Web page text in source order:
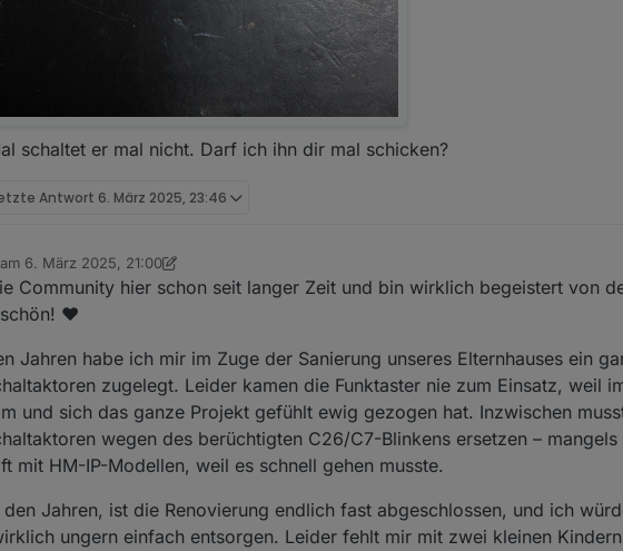
schaltet er mal nicht. Darf ich ihn dir mal schicken?
Antwort 6. März 2025, 23:46
6. März 2025, 21:00
von steiNetti 3. Juni 2025, 22:08
Community hier schon seit langer Zeit und bin wirklich begeistert von
♥️
Jahren habe ich mir im Zuge der Sanierung unseres Elternhauses ein
zugelegt. Leider kamen die Funktaster nie zum Einsatz, weil
und sich das ganze Projekt gefühlt ewig gezogen hat. Inzwischen
wegen des berüchtigten C26/C7-Blinkens ersetzen – mangels
mit HM-IP-Modellen, weil es schnell gehen musste.
Jahren, ist die Renovierung endlich fast abgeschlossen, und ich
ungern einfach entsorgen. Leider fehlt mir mit zwei kleinen